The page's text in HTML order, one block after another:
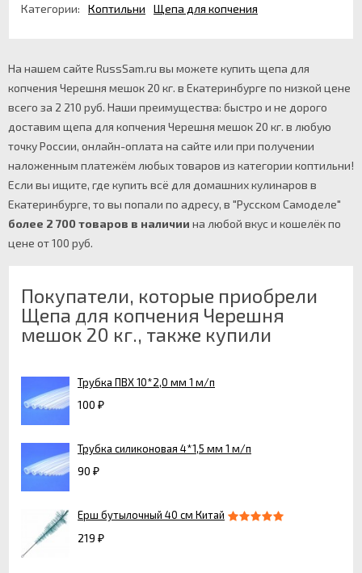
Категории: Коптильни Щепа для копчения
На нашем сайте RussSam.ru вы можете купить щепа для
копчения Черешня мешок 20 кг. в Екатеринбурге по низкой цене
всего за 2 210 руб. Наши преимущества: быстро и не дорого
доставим щепа для копчения Черешня мешок 20 кг. в любую
точку России, онлайн-оплата на сайте или при получении
наложенным платежём любых товаров из категории коптильни!
Если вы ищите, где купить всё для домашних кулинаров в
Екатеринбурге, то вы попали по адресу, в "Русском Самоделе"
более 2 700 товаров в наличии на любой вкус и кошелёк по
цене от 100 руб.
Покупатели, которые приобрели
Щепа для копчения Черешня
мешок 20 кг., также купили
Трубка ПВХ 10*2,0 мм 1 м/п
100 ₽
Трубка силиконовая 4*1,5 мм 1 м/п
90 ₽
Ерш бутылочный 40 см Китай
219 ₽